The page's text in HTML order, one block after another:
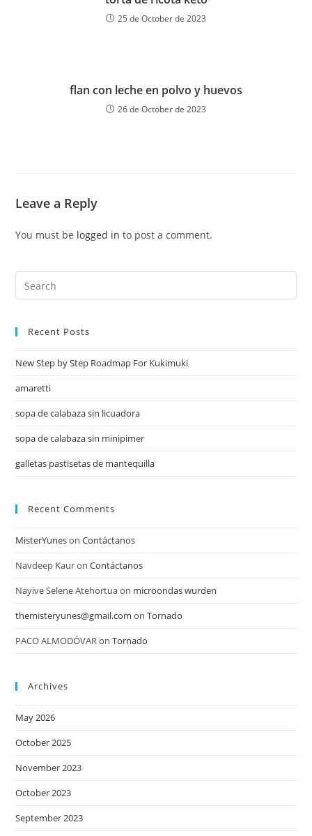
25 de October de 2023
flan con leche en polvo y huevos
26 de October de 2023
Leave a Reply
You must be logged in to post a comment.
Recent Posts
New Step by Step Roadmap For Kukimuki
amaretti
sopa de calabaza sin licuadora
sopa de calabaza sin minipimer
galletas pastisetas de mantequilla
Recent Comments
MisterYunesonContáctanos
Navdeep KauronContáctanos
Nayive Selene Atehortuaon microondas wurden
themisteryunes@gmail.com onTornado
PACO ALMODÓVARonTornado
Archives
May 2026
October 2025
November 2023
October 2023
September 2023